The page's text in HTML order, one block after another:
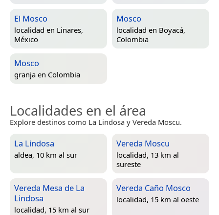
El Mosco
localidad en Linares,
México
Mosco
localidad en Boyacá,
Colombia
Mosco
granja en Colombia
Localidades en el área
Explore destinos como La Lindosa y Vereda Moscu.
La Lindosa
aldea, 10 km al sur
Vereda Moscu
localidad, 13 km al
sureste
Vereda Mesa de La
Lindosa
localidad, 15 km al sur
Vereda Caño Mosco
localidad, 15 km al oeste